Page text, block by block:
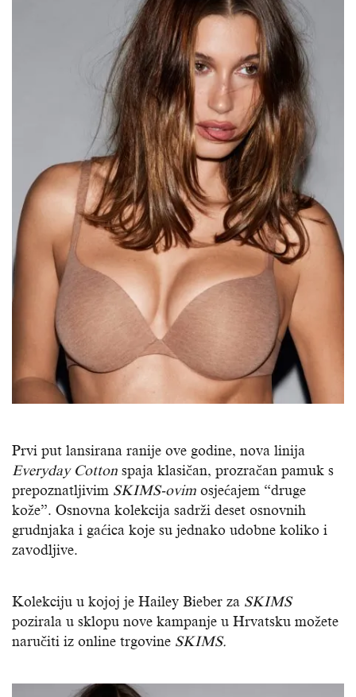
Prvi put lansirana ranije ove godine, nova linija
Everyday Cotton spaja klasičan, prozračan pamuk s
prepoznatljivim SKIMS-ovim osjećajem “druge
kože”. Osnovna kolekcija sadrži deset osnovnih
grudnjaka i gaćica koje su jednako udobne koliko i
zavodljive.
Kolekciju u kojoj je Hailey Bieber za SKIMS
pozirala u sklopu nove kampanje u Hrvatsku možete
naručiti iz online trgovine SKIMS.